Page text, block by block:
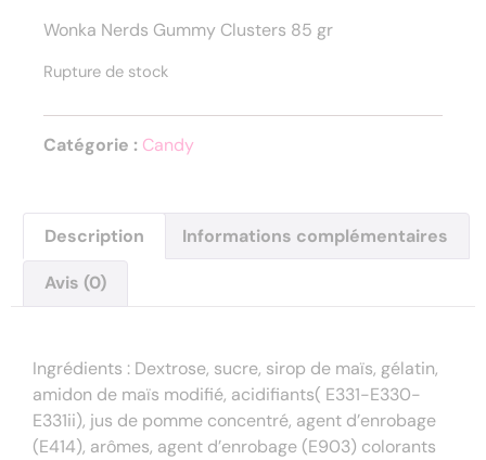
Wonka Nerds Gummy Clusters 85 gr
Rupture de stock
Catégorie : Candy
Description Informations complémentaires
Avis (0)
Ingrédients : Dextrose, sucre, sirop de maïs, gélatin,
amidon de maïs modifié, acidifiants( E331-E330-
E331ii), jus de pomme concentré, agent d’enrobage
(E414), arômes, agent d’enrobage (E903) colorants